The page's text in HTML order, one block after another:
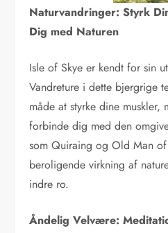
Naturvandringer: Styrk
Dig med Naturen
Isle of Skye er kendt for sin
Vandreture i dette bjergrige
måde at styrke dine muskler,
forbinde dig med den
som Quiraing og Old Man
beroligende virkning af
indre ro.
Åndelig Velvære: